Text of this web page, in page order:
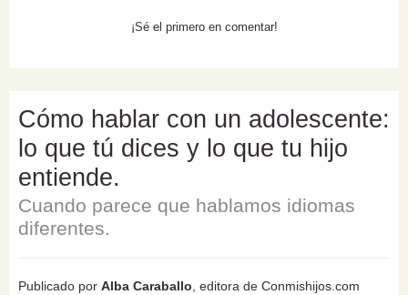
¡Sé el primero en comentar!
Cómo hablar con un adolescente:
lo que tú dices y lo que tu hijo
entiende.
Cuando parece que hablamos idiomas
diferentes.
Publicado por Alba Caraballo, editora de Conmishijos.com